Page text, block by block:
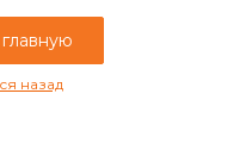
назад